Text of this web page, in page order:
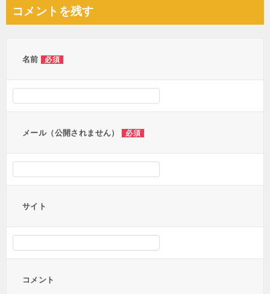
ビ
コメントを残す
名前 必須
メール（公開されません） 必須
サイト
コメント